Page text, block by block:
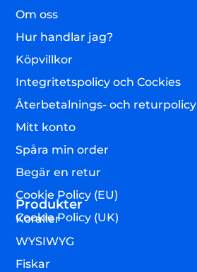
Om oss
Hur handlar jag?
Köpvillkor
Integritetspolicy och Cockies
Återbetalnings- och returpolicy
Mitt konto
Spåra min order
Begär en retur
Cookie Policy (EU)
Cookie Policy (UK)
Produkter
Koraller
WYSIWYG
Fiskar